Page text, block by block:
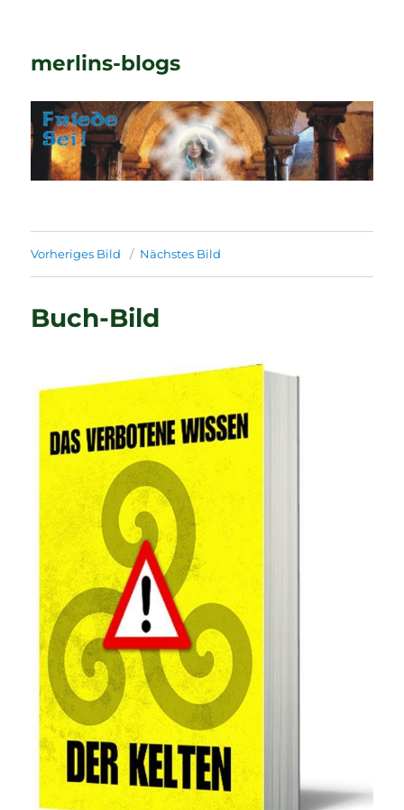
merlins-blogs
Vorheriges Bild Nächstes Bild
Buch-Bild